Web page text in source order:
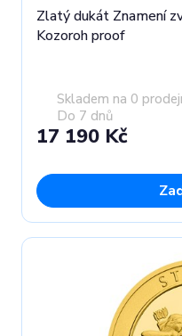
Zlatý dukát Znamení
Kozoroh proof
Skladem na 0
Do 7 dnů
17 190 Kč